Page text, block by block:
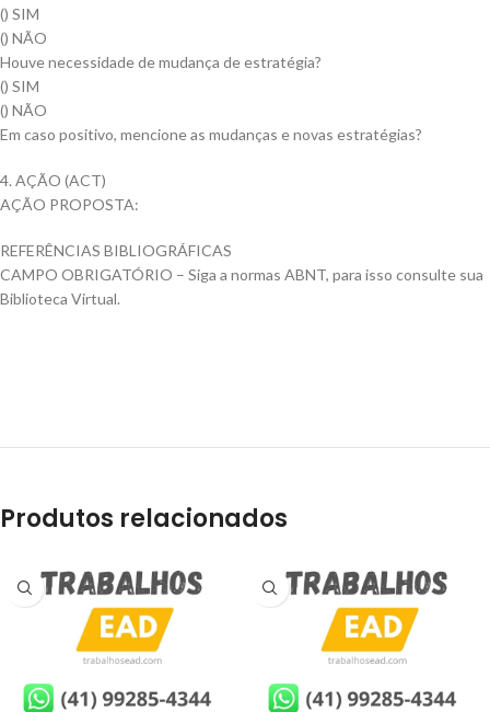
() SIM
() NÃO
Houve necessidade de mudança de estratégia?
() SIM
() NÃO
Em caso positivo, mencione as mudanças e novas estratégias?
4. AÇÃO (ACT)
AÇÃO PROPOSTA:
REFERÊNCIAS BIBLIOGRÁFICAS
CAMPO OBRIGATÓRIO – Siga a normas ABNT, para isso consulte sua
Biblioteca Virtual.
Produtos relacionados